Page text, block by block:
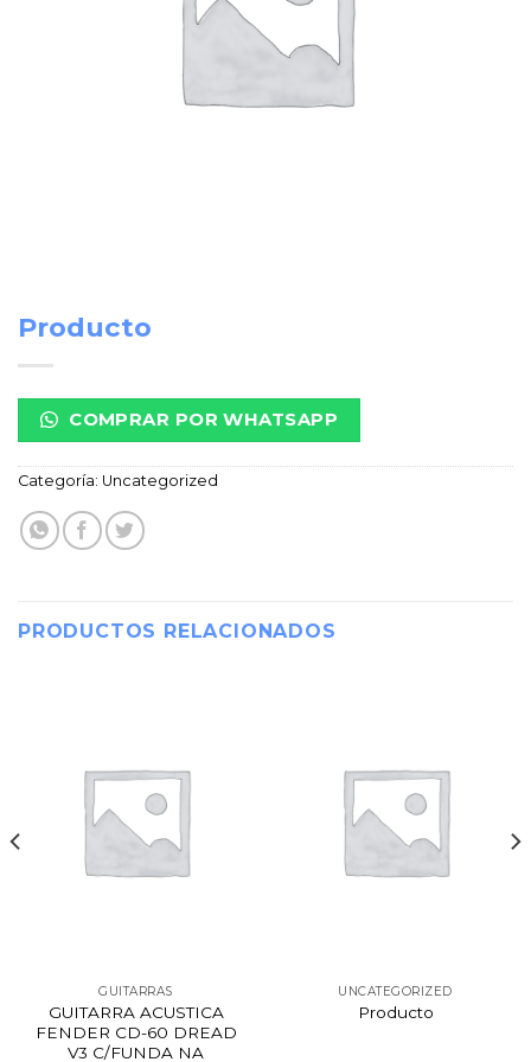
Producto
COMPRAR POR WHATSAPP
Categoría: Uncategorized
PRODUCTOS RELACIONADOS
GUITARRAS
GUITARRA ACUSTICA
FENDER CD-60 DREAD
V3 C/FUNDA NA
UNCATEGORIZED
Producto